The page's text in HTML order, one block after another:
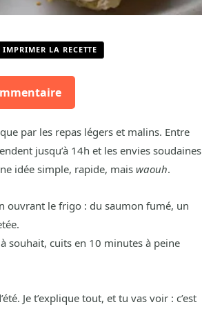
IMPRIMER LA RECETTE
par les repas légers et malins. Entre
jusqu’à 14h et les envies soudaines
idée simple, rapide, mais waouh.
ouvrant le frigo : du saumon fumé, un
souhait, cuits en 10 minutes à peine
Je t’explique tout, et tu vas voir : c’est